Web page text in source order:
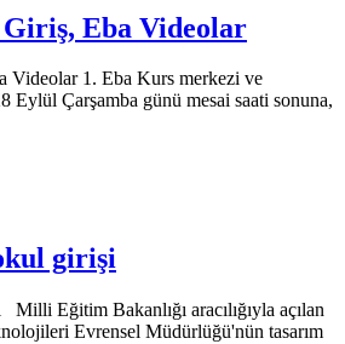
Eba Videolar
Videolar 1. Eba Kurs merkezi ve
Eylül Çarşamba günü mesai saati sonuna,
girişi
Eğitim Bakanlığı aracılığıyla açılan
Evrensel Müdürlüğü'nün tasarım